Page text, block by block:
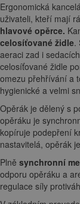
Ergonomická
uživateli, kteří mají
hlavové opěrce.
celosíťované židle.
aeraci zad i
celosíťované židle
omezu přehřívání a
hygienické a velmi
Opěrák je dělený s
opěráku je
kopíruje podepření
nastavitelá, opěrák
Plně synchronní
odporu opěráku a
regulace síly